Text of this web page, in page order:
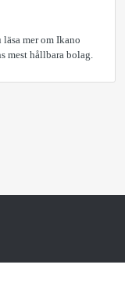
mer om Ikano
mest hållbara bolag.